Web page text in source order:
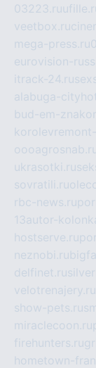
03223.ru
veetbox.ru
mega-press.ru
eurovision-
itrack-24.ru
alabuga-
bud-em-
ukrasotki.ru
sovratili.ru
rbc-news.ru
13autor-
hostserve.ru
neznobi.ru
delfinet.ru
velotrenajery.ru
show-pets.ru
miraclecoon.ru
firehunters.ru
hometown-